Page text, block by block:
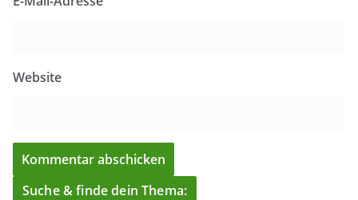
Website
Suche & finde dein Thema: